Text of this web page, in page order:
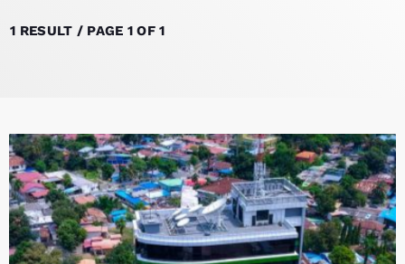
NOTISIA
PODCAST SIRA
PROGRAMA SIRA
VÍDEO SIRA
1 RESULT / PAGE 1 OF 1